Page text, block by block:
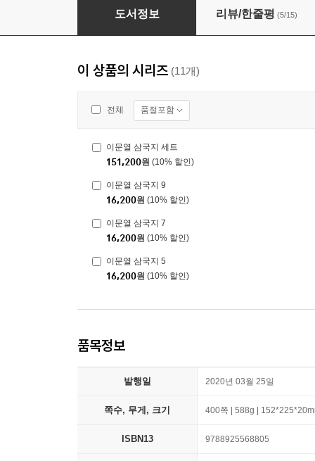
이문열 삼국지 2
도서정보 리뷰/한줄평 (5/15)
이 상품의 시리즈 (11개)
전체 품절포함
이문열 삼국지 세트
151,200원 (10% 할인)
이문열 삼국지 9
16,200원 (10% 할인)
이문열 삼국지 7
16,200원 (10% 할인)
이문열 삼국지 5
16,200원 (10% 할인)
품목정보
발행일 2020년 03월 25일
쪽수, 무게, 크기 400쪽 | 588g |
ISBN13 9788925568805